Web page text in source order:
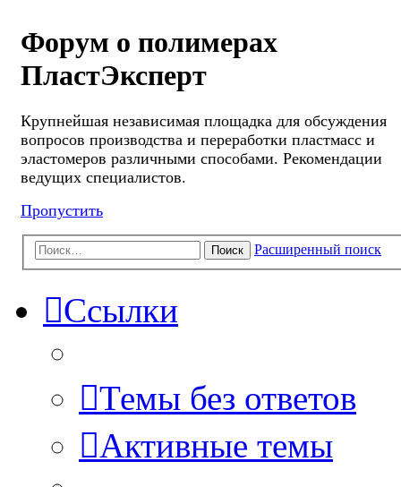
Форум о полимерах
ПластЭксперт
Крупнейшая независимая площадка для обсуждения
вопросов производства и переработки пластмасс и
эластомеров различными способами. Рекомендации
ведущих специалистов.
Пропустить
Поиск Расширенный поиск
Ссылки
Темы без ответов
Активные темы